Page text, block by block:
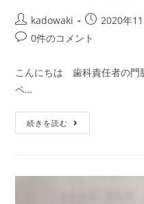
kadowaki 2020年
0件のコメント
こんにちは 歯科責任者の門
ペ…
続きを読む